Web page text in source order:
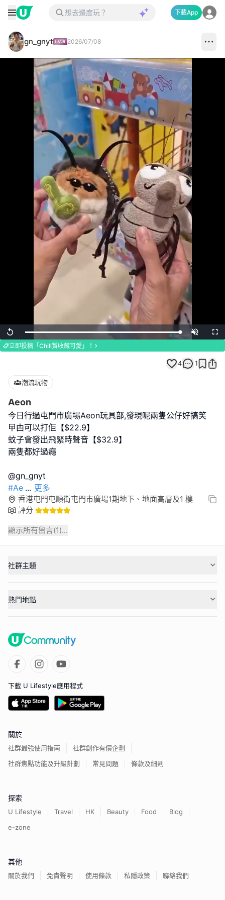
下載App
gn_gnyt 2026/07/08
Replay Loaded:
100.00%
Unmute
立即投稿「Chill賞收藏可愛」！
4 1
潮流玩物
Aeon
今日行過屯門市廣場Aeon玩具部,發現呢兩隻公仔好搞笑
曱甴可以打佢【$22.9】
蚊子會發出飛緊時聲音【$32.9】
兩隻都好過癮
#Ae ... 更多
香港屯門屯順街屯門市廣場1期地下、地面高層及1 樓
評分
顯示所有留言(1)...
社群主題
熱門地點
下載 U Lifestyle應用程式
關於
社群最強使用指南
社群創作有價企劃
社群焦點功能及升級計劃
常見問題 條款及細則
探索
U Lifestyle Travel HK Beauty Food
Blog
e-zone
其他
關於我們 免責聲明 使用條款 私隱政策 聯絡我們